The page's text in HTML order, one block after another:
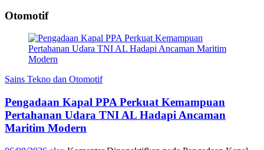
Otomotif
Sains Tekno dan Otomotif
Pengadaan Kapal PPA Perkuat Kemampuan
Pertahanan Udara TNI AL Hadapi Ancaman
Maritim Modern